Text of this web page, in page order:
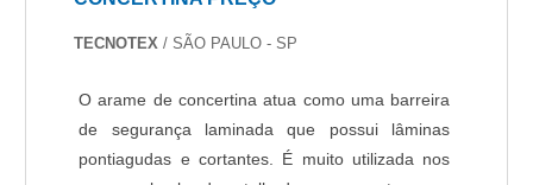
TECNOTEX / SÃO PAULO - SP
O arame de concertina atua como uma barreira
de segurança laminada que possui lâminas
pontiagudas e cortantes. É muito utilizada nos